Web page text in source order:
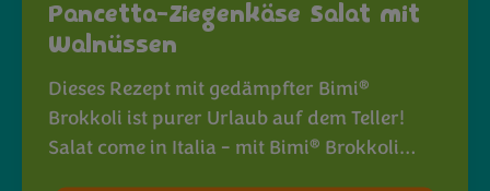
Pancetta-Ziegenkäse Salat mit
Walnüssen
Dieses Rezept mit gedämpfter Bimi®
Brokkoli ist purer Urlaub auf dem Teller!
Salat come in Italia - mit Bimi® Brokkoli…